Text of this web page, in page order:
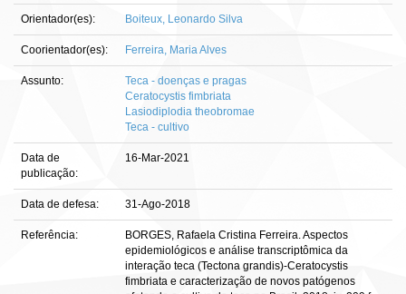
Orientador(es): Boiteux, Leonardo Silva
Coorientador(es): Ferreira, Maria Alves
Assunto:
Teca - doenças e pragas
Ceratocystis fimbriata
Lasiodiplodia theobromae
Teca - cultivo
Data de
publicação:
16-Mar-2021
Data de defesa: 31-Ago-2018
Referência:
BORGES, Rafaela Cristina Ferreira. Aspectos
epidemiológicos e análise transcriptômica da
interação teca (Tectona grandis)-Ceratocystis
fimbriata e caracterização de novos patógenos